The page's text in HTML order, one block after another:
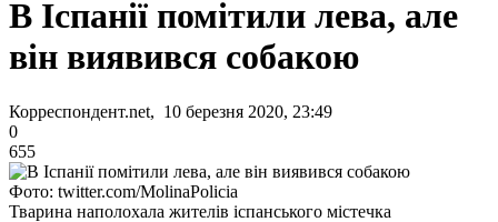
В Іспанії помітили лева, але
він виявився собакою
Корреспондент.net, 10 березня 2020, 23:49
0
655
Фото: twitter.com/MolinaPolicia
Тварина наполохала жителів іспанського містечка